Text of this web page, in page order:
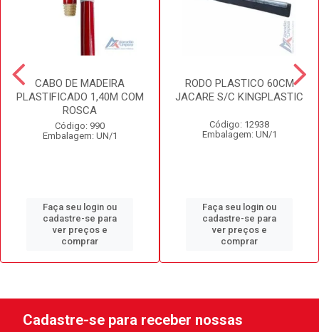
CABO DE MADEIRA
PLASTIFICADO 1,40M COM
ROSCA
Código: 990
Embalagem: UN/1
Faça seu login ou
cadastre-se para
ver preços e
comprar
RODO PLASTICO 60CM
JACARE S/C KINGPLASTIC
Código: 12938
Embalagem: UN/1
Faça seu login ou
cadastre-se para
ver preços e
comprar
Cadastre-se para receber nossas